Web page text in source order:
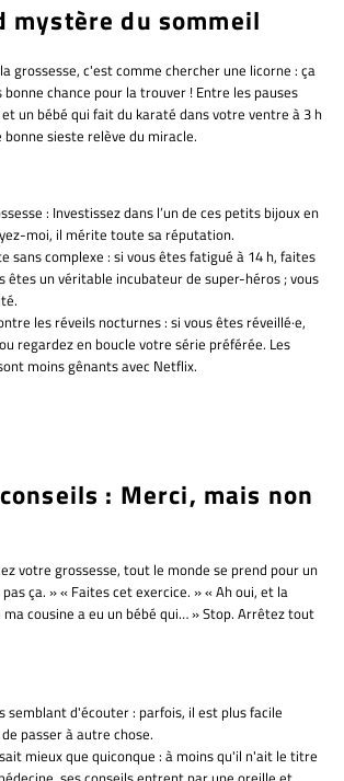
mystère du sommeil
grossesse, c'est comme chercher une licorne : ça
chance pour la trouver ! Entre les pauses
un bébé qui fait du karaté dans votre ventre à 3 h
sieste relève du miracle.
: Investissez dans l’un de ces petits bijoux en
moi, il mérite toute sa réputation.
sans complexe : si vous êtes fatigué à 14 h, faites
êtes un véritable incubateur de super-héros ; vous
les réveils nocturnes : si vous êtes réveillé·e,
regardez en boucle votre série préférée. Les
moins gênants avec Netflix.
: Merci, mais non
votre grossesse, tout le monde se prend pour un
ça. » « Faites cet exercice. » « Ah oui, et la
cousine a eu un bébé qui… » Stop. Arrêtez tout
semblant d'écouter : parfois, il est plus facile
passer à autre chose.
mieux que quiconque : à moins qu'il n'ait le titre